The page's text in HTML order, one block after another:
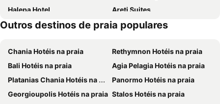
Halepa Hotel
Areti Suites
Myrion Beach Resort & Spa - Adults Only
Euphoria Resort
Oasis Guesthouse
Eleftheria Hotel
Castro Beach Hotel
Royal Sun
Danaos Hotel
Anais Collection Hotels & Suites
Chania Flair Boutique Hotel, Tapestry Collection by Hilton
Civitel Akali Hotel
Outros destinos de praia populares
Chania Hotéis na praia
Rethymnon Hotéis na praia
Bali Hotéis na praia
Agia Pelagia Hotéis na praia
Platanias Chania Hotéis na praia
Panormo Hotéis na praia
Georgioupolis Hotéis na praia Stalos Hotéis na praia